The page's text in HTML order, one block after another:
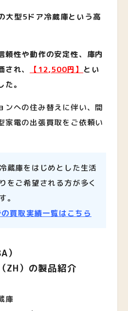
型5ドア冷蔵庫という高
頼性や動作の安定性、庫内
れ、
【12,500円】 とい
。
ンへの住み替えに伴い、間
家電の出張買取をご依頼い
蔵庫をはじめとした生活
をご希望される方が多く
。
買取実績一覧はこちら
）
ZH）の製品紹介
庫